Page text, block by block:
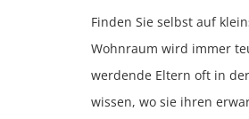
Finden Sie selbst auf
Wohnraum wird immer
werdende Eltern oft in
wissen, wo sie ihren